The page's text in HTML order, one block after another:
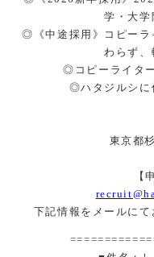
学・大学
◎《中途採用》コピーラ
わらず、
◎コピーライタ
◎ハタジルシに
東京都
【
下記情報をメールにて